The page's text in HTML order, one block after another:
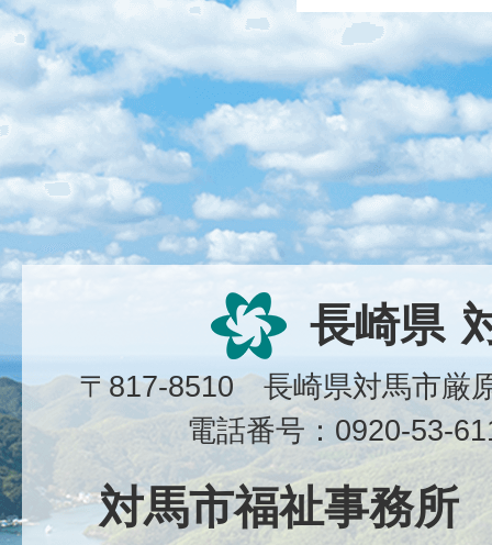
長崎県
〒817-8510 長崎県対馬市
電話番号：0920-53-
対馬市福祉事務所